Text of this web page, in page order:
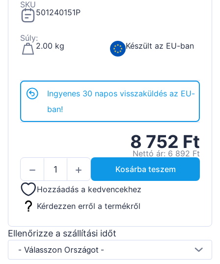
SKU
501240151P
Súly:
2.00 kg
Készült az EU-ban
Ingyenes 30 napos visszaküldés az EU-
ban!
8 752 Ft
Nettó ár: 6 892 Ft
Kosárba teszem
Hozzáadás a kedvencekhez
Kérdezzen erről a termékről
Ellenőrizze a szállítási időt
- Válasszon Országot -